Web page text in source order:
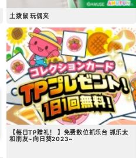
土拨鼠 玩偶夹
【每日TP赠礼！ 】免费数位抓乐台 抓乐太
和朋友~向日葵2023~